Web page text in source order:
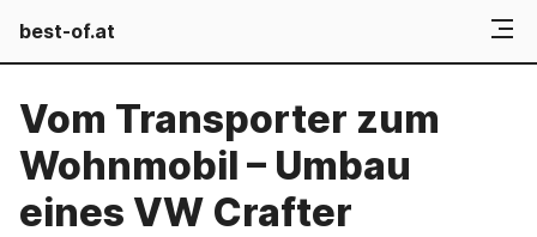
best-of.at
Vom Transporter zum
Wohnmobil – Umbau
eines VW Crafter